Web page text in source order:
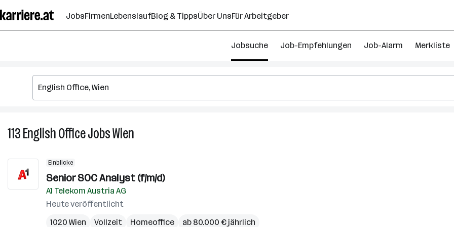
Seiteninhalt
springen
JobsFirmenLebenslaufBlog & TippsÜber UnsFür Arbeitgeber
Jobsuche Job-Empfehlungen Job-Alarm Merkliste
113English OfficeJobsWien
in
Einblicke
Senior SOC Analyst (f/m/d)
A1 Telekom Austria AG
Heute veröffentlicht
1020 Wien
Vollzeit Homeoffice ab 80.000 € jährlich